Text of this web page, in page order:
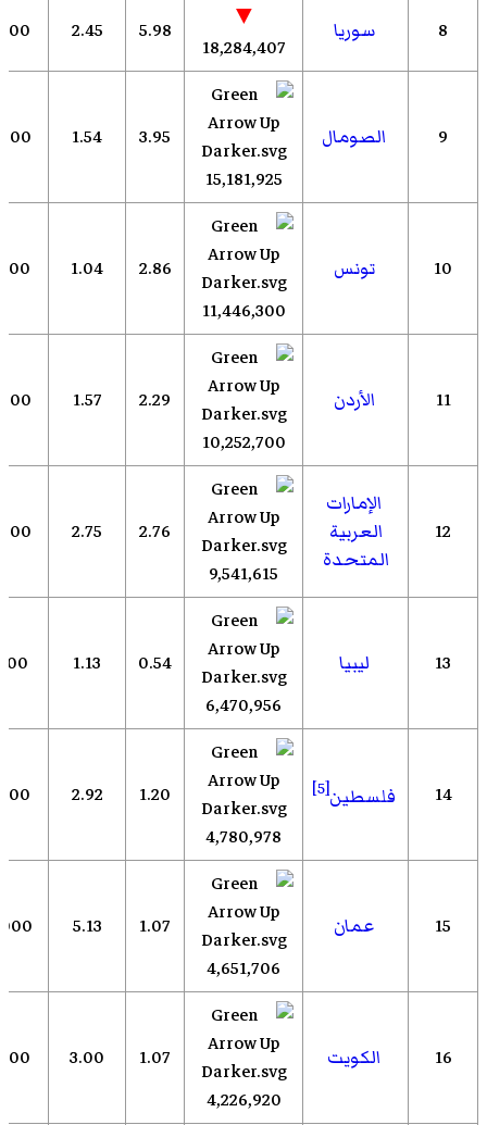
8 سوريا ▼
18,284,407
5.98
2.45
9
الصومال
15,181,925
3.95
1.54
10
تونس
11,446,300
2.86
1.04
11
الأردن
10,252,700
2.29
1.57
12
الإمارات
العربية
المتحدة
9,541,615
2.76
2.75
13
ليبيا
6,470,956
0.54
1.13
14 فلسطين[5]
4,780,978
1.20
2.92
15
عمان
4,651,706
1.07
5.13
16
الكويت
4,226,920
1.07
3.00